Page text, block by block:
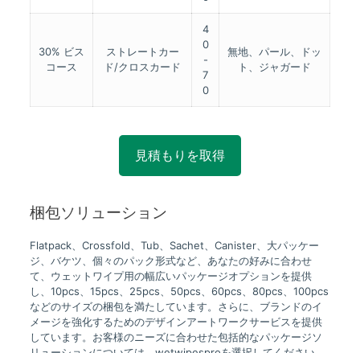
30% ビス
コース
ストレートカー
ド/クロスカード
4
0
-
7
0
無地、パール、ドッ
ト、ジャガード
見積もりを取得
梱包ソリューション
Flatpack、Crossfold、Tub、Sachet、Canister、大パッケー
ジ、バケツ、個々のパック形式など、あなたの好みに合わせ
て、ウェットワイプ用の幅広いパッケージオプションを提供
し、10pcs、15pcs、25pcs、50pcs、60pcs、80pcs、100pcs
などのサイズの梱包を満たしています。さらに、ブランドのイ
メージを強化するためのデザインアートワークサービスを提供
しています。お客様のニーズに合わせた包括的なパッケージソ